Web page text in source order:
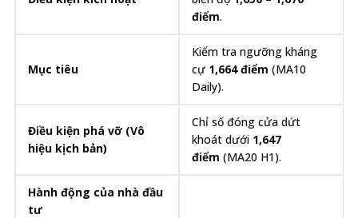
điểm.
Mục tiêu
Kiểm tra ngưỡng kháng
cự 1,664 điểm (MA10
Daily).
Điều kiện phá vỡ (Vô
hiệu kịch bản)
Chỉ số đóng cửa dứt
khoát dưới 1,647
điểm (MA20 H1).
Hành động của nhà đầu
tư